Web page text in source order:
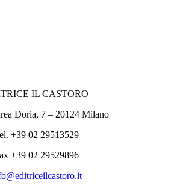
IL CASTORO
Doria, 7 – 20124 Milano
+39 02 29513529
+39 02 29529896